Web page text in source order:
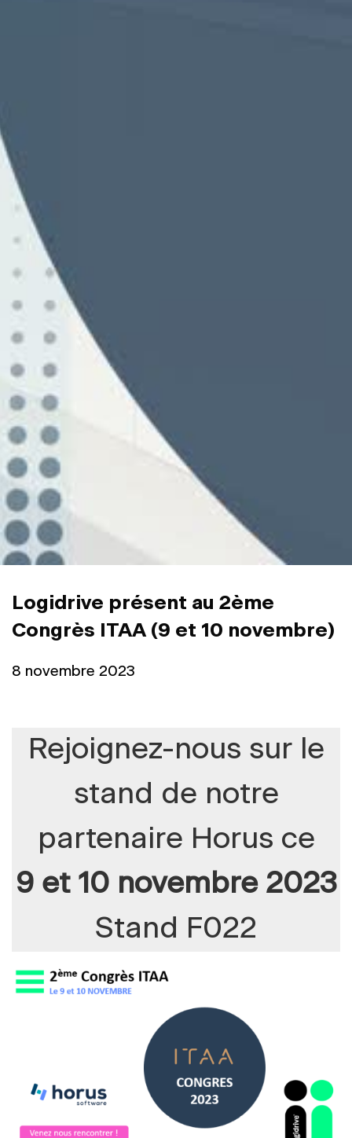
Logidrive présent au 2ème
Congrès ITAA (9 et 10 novembre)
8 novembre 2023
Rejoignez-nous sur le
stand de notre
partenaire Horus ce
9 et 10 novembre 2023
Stand F022